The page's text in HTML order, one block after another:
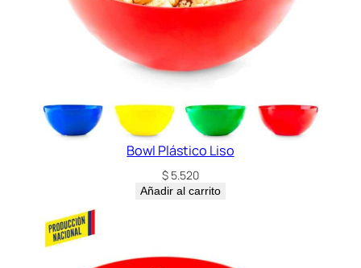
Bowl Plástico Liso
$ 5.520
Añadir al carrito